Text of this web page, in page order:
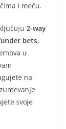
i meču.
2-way
bets,
u
na
svoje